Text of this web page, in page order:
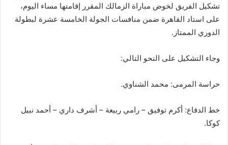
تشكيل الفريق لخوض مباراة الزمالك المقرر إقامتها مساء اليوم،
على استاد القاهرة ضمن منافسات الجولة الخامسة عشرة لبطولة
الدوري الممتاز.
وجاء التشكيل على النحو التالي:
حراسة المرمى: محمد الشناوي.
خط الدفاع: أكرم توفيق – رامي ربيعة – أشرف داري – أحمد نبيل
كوكا.